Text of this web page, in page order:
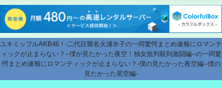
ユキミッフルAKB46！-二代目襲名火浦氷子の一同驚愕まとめ速報にロマンテ
ィックが止まらない？--僕が見たかった夜空！独女批判殺到激闘編--の一同驚
愕まとめ速報にロマンティックが止まらない？-僕の見たかった夜空編--僕の
見たかった星空編-